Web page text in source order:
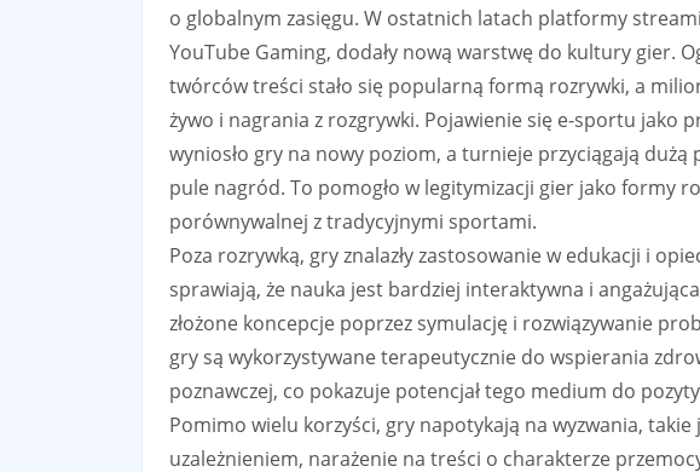
o globalnym zasięgu. W ostatnich latach platformy
YouTube Gaming, dodały nową warstwę do kultury gier.
twórców treści stało się popularną formą rozrywki, a
żywo i nagrania z rozgrywki. Pojawienie się e-sportu jako
wyniosło gry na nowy poziom, a turnieje przyciągają
pule nagród. To pomogło w legitymizacji gier jako formy
porównywalnej z tradycyjnymi sportami.
Poza rozrywką, gry znalazły zastosowanie w edukacji i
sprawiają, że nauka jest bardziej interaktywna i
złożone koncepcje poprzez symulację i rozwiązywanie
gry są wykorzystywane terapeutycznie do wspierania
poznawczej, co pokazuje potencjał tego medium do
Pomimo wielu korzyści, gry napotykają na wyzwania, takie
uzależnieniem, narażenie na treści o charakterze